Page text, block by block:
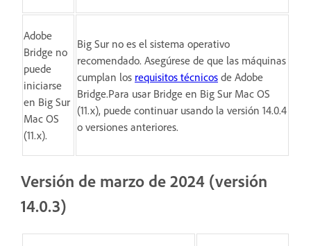
Adobe
Bridge no
puede
iniciarse
en Big Sur
Mac OS
(11.x).
Big Sur no es el sistema operativo
recomendado. Asegúrese de que las máquinas
cumplan los requisitos técnicos de Adobe
Bridge.Para usar Bridge en Big Sur Mac OS
(11.x), puede continuar usando la versión 14.0.4
o versiones anteriores.
Versión de marzo de 2024 (versión
14.0.3)